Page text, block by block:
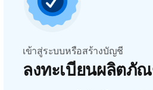
เข้าสู่ระบบหรือสร้างบัญชี
ลงทะเบียนผลิต